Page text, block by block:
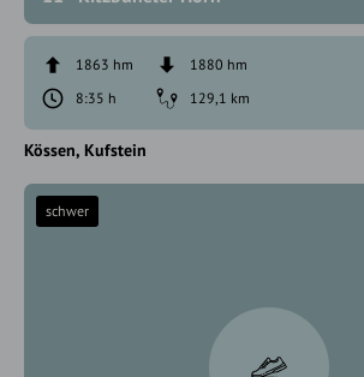
1863 hm
1880 hm
8:35 h
129,1 km
Kössen Kufstein
schwer